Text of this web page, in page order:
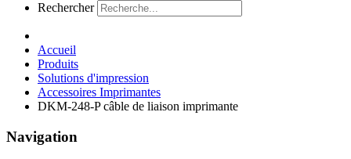
Rechercher
Accueil
Produits
Solutions d'impression
Accessoires Imprimantes
DKM-248-P câble de liaison imprimante
Navigation